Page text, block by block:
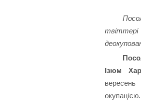
Ізюм
окупацією.